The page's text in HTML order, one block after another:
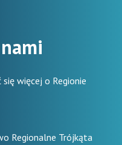
więcej o Regionie
Regionalne Trójkąta